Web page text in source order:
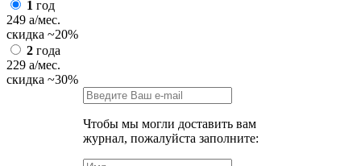
1 год
249 a/мес.
скидка ~20%
2 года
229 a/мес.
скидка ~30%
Чтобы мы могли доставить вам
журнал, пожалуйста заполните: